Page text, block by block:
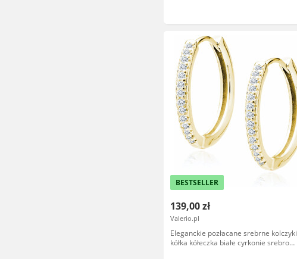
BESTSELLER
139,00 zł
Valerio.pl
Eleganckie pozłacane srebrne kolczyki
kółka kółeczka białe cyrkonie srebro